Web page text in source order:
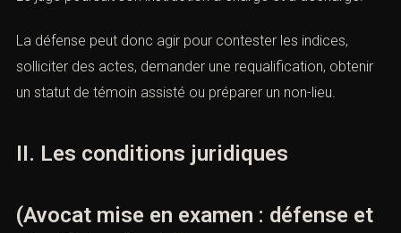
La défense peut donc agir pour contester les indices,
solliciter des actes, demander une requalification,
lieu.
II. Les conditions juridiques